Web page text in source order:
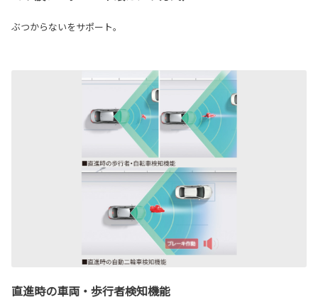
ぶつからないをサポート。
直進時の車両・歩行者検知機能